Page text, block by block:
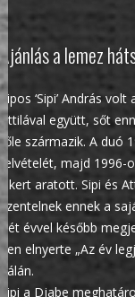
Ajánlás a lemez
Sipos ‘Sipi’ András
Attilával együtt, sőt
tőle származik. A duó
felvételét, majd
sikert aratott. Sipi és
szentelnek ennek a
Két évvel később
ben elnyerte „Az év
gálán.
Sipi a Djabe